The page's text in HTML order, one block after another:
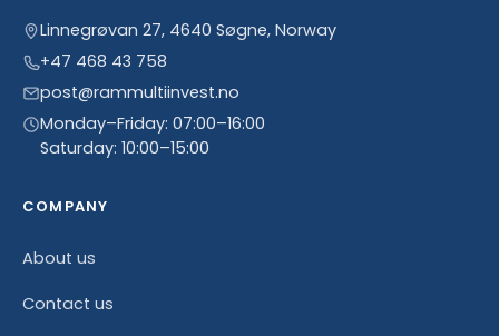
Linnegrøvan 27, 4640 Søgne, Norway
+47 468 43 758
post@rammultiinvest.no
Monday–Friday: 07:00–16:00
Saturday: 10:00–15:00
COMPANY
About us
Contact us